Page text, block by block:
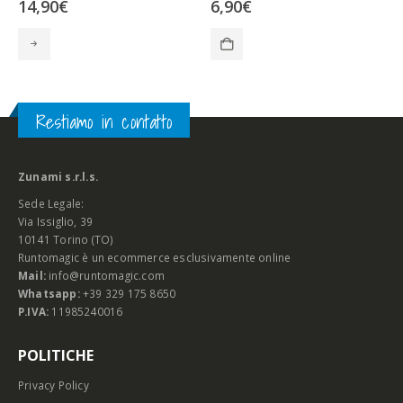
14,90€ 6,90€
Restiamo in contatto
Zunami s.r.l.s.
Sede Legale:
Via Issiglio, 39
10141 Torino (TO)
Runtomagic è un ecommerce esclusivamente online
Mail: info@runtomagic.com
Whatsapp: +39 329 175 8650
P.IVA: 11985240016
POLITICHE
Privacy Policy